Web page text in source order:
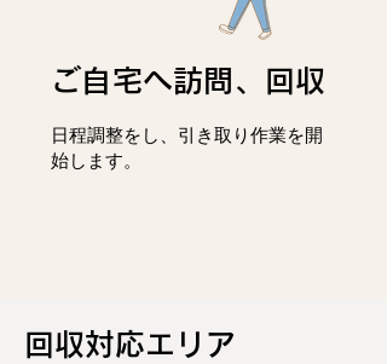
ご自宅へ訪問、回収
日程調整をし、 引き取り作業を開
始します。
回収対応エリア